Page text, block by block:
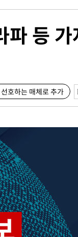
등
호하는 매체로 추가